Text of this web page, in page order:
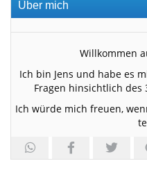
Über mich
Willkommen
Ich bin Jens und habe es
Fragen hinsichtlich des
Ich würde mich freuen,